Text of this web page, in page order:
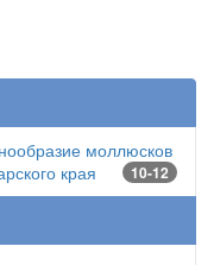
моллюсков
края
10-12